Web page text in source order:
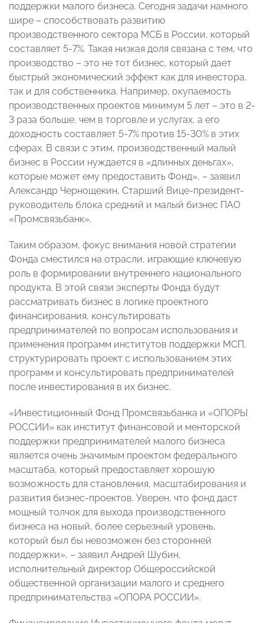
поддержки малого бизнеса. Сегодня задачи намного
шире – способствовать развитию
производственного сектора МСБ в России, который
составляет 5-7%. Такая низкая доля связана с тем, что
производство – это не тот бизнес, который дает
быстрый экономический эффект как для инвестора,
так и для собственника. Например, окупаемость
производственных проектов минимум 5 лет – это в 2-
3 раза больше, чем в торговле и услугах, а его
доходность составляет 5-7% против 15-30% в этих
сферах. В связи с этим, производственный малый
бизнес в России нуждается в «длинных деньгах»,
которые может ему предоставить Фонд», – заявил
Александр Чернощекин, Старший Вице-президент-
руководитель блока средний и малый бизнес ПАО
«Промсвязьбанк».
Таким образом, фокус внимания новой стратегии
Фонда сместился на отрасли, играющие ключевую
роль в формировании внутреннего национального
продукта. В этой связи эксперты Фонда будут
рассматривать бизнес в логике проектного
финансирования, консультировать
предпринимателей по вопросам использования и
применения программ институтов поддержки МСП,
структурировать проект с использованием этих
программ и консультировать предпринимателей
после инвестирования в их бизнес.
«Инвестиционный Фонд Промсвязьбанка и «ОПОРЫ
РОССИИ» как институт финансовой и менторской
поддержки предпринимателей малого бизнеса
является очень значимым проектом федерального
масштаба, который предоставляет хорошую
возможность для становления, масштабирования и
развития бизнес-проектов. Уверен, что фонд даст
мощный толчок для выхода производственного
бизнеса на новый, более серьезный уровень,
который был бы невозможен без сторонней
поддержки», – заявил Андрей Шубин,
исполнительный директор Общероссийской
общественной организации малого и среднего
предпринимательства «ОПОРА РОССИИ».